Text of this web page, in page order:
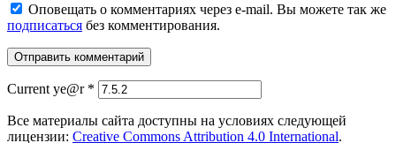
Оповещать о комментариях через e-mail. Вы можете так же
подписаться без комментирования.
Current ye@r *
Все материалы сайта доступны на условиях следующей
лицензии: Creative Commons Attribution 4.0 International.